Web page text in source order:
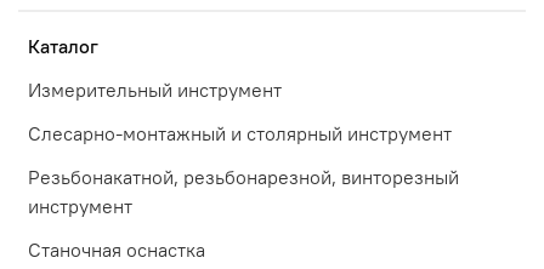
Каталог
Измерительный инструмент
Слесарно-монтажный и столярный инструмент
Резьбонакатной, резьбонарезной, винторезный
инструмент
Станочная оснастка